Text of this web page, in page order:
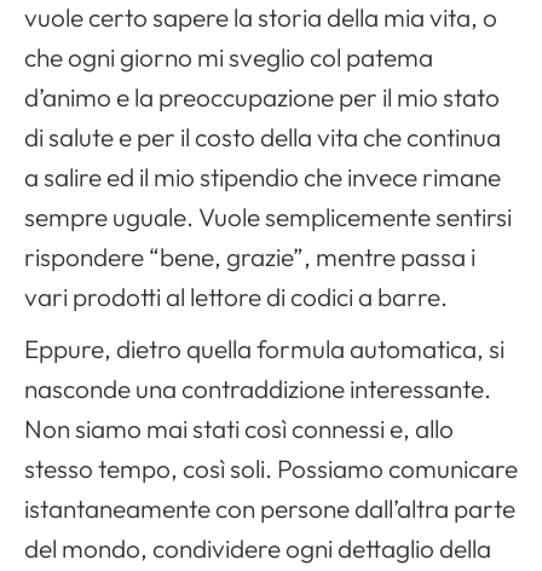
vuole certo sapere la storia della mia vita, o
che ogni giorno mi sveglio col patema
d’animo e la preoccupazione per il mio stato
di salute e per il costo della vita che continua
a salire ed il mio stipendio che invece rimane
sempre uguale. Vuole semplicemente sentirsi
rispondere “bene, grazie”, mentre passa i
vari prodotti al lettore di codici a barre.
Eppure, dietro quella formula automatica, si
nasconde una contraddizione interessante.
Non siamo mai stati così connessi e, allo
stesso tempo, così soli. Possiamo comunicare
istantaneamente con persone dall’altra parte
del mondo, condividere ogni dettaglio della